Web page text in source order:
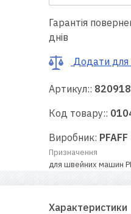
Про
нас
Гарантія
днів
Додати для
Артикул::
Код товару::
Виробник: PFAFF
Призначення
для швейних машин
Характеристики